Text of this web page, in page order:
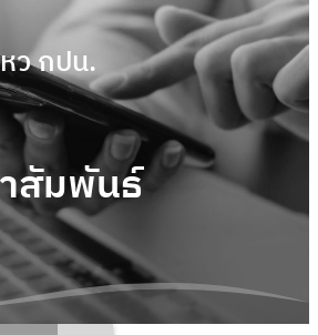
ว กปน.
สัมพันธ์